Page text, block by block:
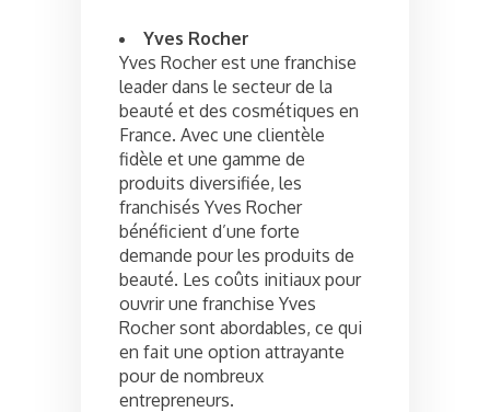
Yves Rocher
Yves Rocher est une franchise
leader dans le secteur de la
beauté et des cosmétiques en
France. Avec une clientèle
fidèle et une gamme de
produits diversifiée, les
franchisés Yves Rocher
bénéficient d’une forte
demande pour les produits de
beauté. Les coûts initiaux pour
ouvrir une franchise Yves
Rocher sont abordables, ce qui
en fait une option attrayante
pour de nombreux
entrepreneurs.